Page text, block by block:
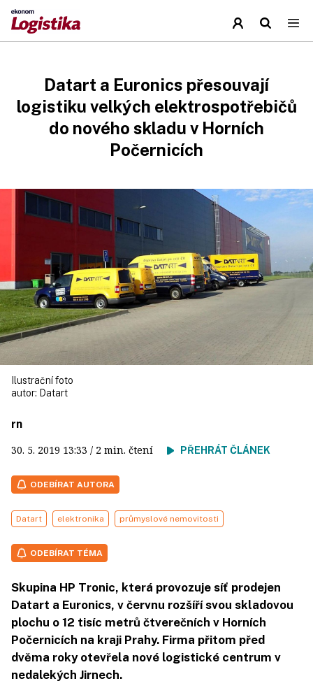
Datart a Euronics přesouvají
logistiku velkých elektrospotřebičů
do nového skladu v Horních
Počernicích
Ilustrační foto
autor: Datart
rn
30. 5. 2019 13:33 / 2 min. čtení PŘEHRÁT ČLÁNEK
ODEBÍRAT AUTORA
Datart elektronika průmyslové nemovitosti
ODEBÍRAT TÉMA
Skupina HP Tronic, která provozuje síť prodejen
Datart a Euronics, v červnu rozšíří svou skladovou
plochu o 12 tisíc metrů čtverečních v Horních
Počernicích na kraji Prahy. Firma přitom před
dvěma roky otevřela nové logistické centrum v
nedalekých Jirnech.